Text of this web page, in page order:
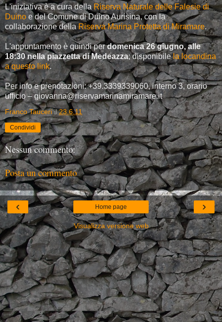
L'iniziativa è a cura dellaRiserva Naturale delle Falesie di
Duino e del Comune di Duino Aurisina, con la
collaborazione dellaRiserva Marina Protetta di Miramare.
L'appuntamento è quindi perdomenica 26 giugno, alle
18:30 nella piazzetta di Medeazza; disponibilela locandina
a questo link.
Per info e prenotazioni: +39.3339339060, interno 3, orario
ufficio – giovanna@riservamarinamiramare.it
Franco Tauceri il23.6.11
Condividi
Nessun commento:
Posta un commento
‹ ›
Home page
Visualizza versione web